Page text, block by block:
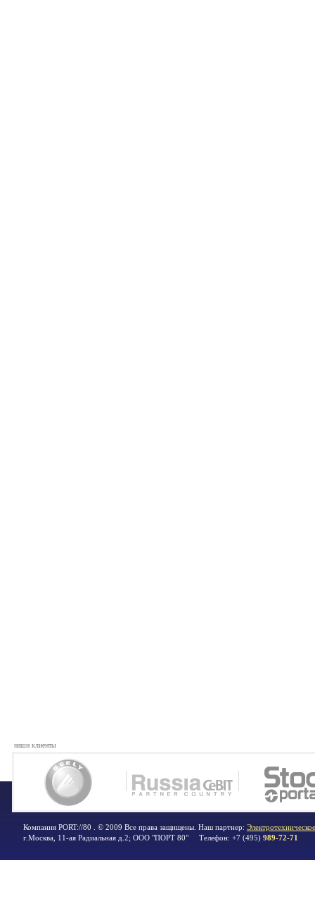
наши клиенты
Компания PORT://80 . © 2009 Все права защищены. Наш партнер:
г.Москва 11-ая Радиальная д.2; ООО "ПОРТ 80" Телефон: +7 (495) 989-72-71